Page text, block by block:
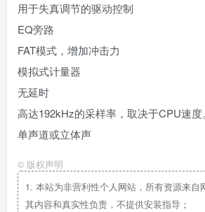
用于失真调节的驱动控制
EQ旁路
FAT模式，增加冲击力
模拟式计量器
无延时
高达192kHz的采样率，取决于CPU速度。
单声道或立体声
© 版权声明
1. 本站为非营利性个人网站，所有资源来自
其内容和真实性负责，不提供安装指导；